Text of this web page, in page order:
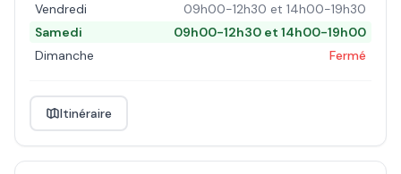
Vendredi
09h00-12h30 et 14h00-19h30
Samedi
09h00-12h30 et 14h00-19h00
Dimanche
Fermé
Itinéraire